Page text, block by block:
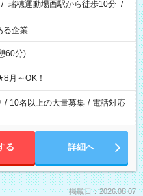
/ 瑞穂運動場西駅から徒歩10分 /
る企業
60分)
月～OK！
/ 10名以上の大量募集 / 電話対応
る 詳細へ
掲載日：2026.08.07